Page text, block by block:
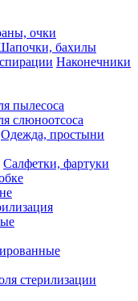
очки
бахилы
Наконечники
пылесоса
слюноотсоса
Одежда, простыни
Салфетки, фартуки
стерилизации